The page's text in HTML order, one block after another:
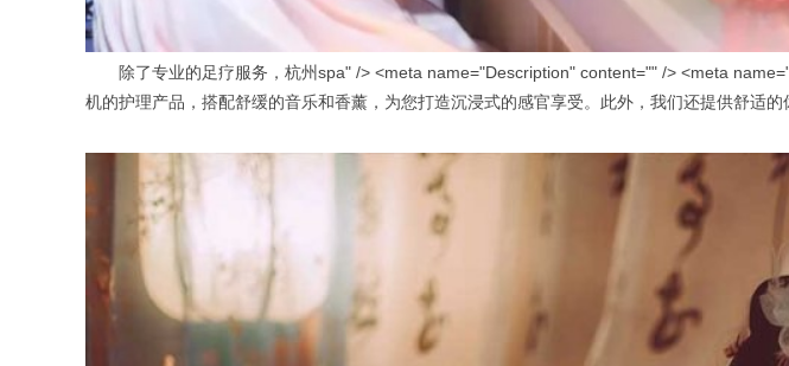
除了专业的足疗服务，杭州spa" /> <meta name="Description" content="" /> <meta
机的护理产品，搭配舒缓的音乐和香薰，为您打造沉浸式的感官享受。此外，我们还提供舒适